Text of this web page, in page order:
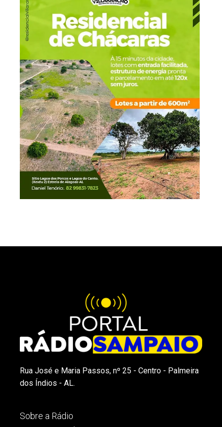
Rua José e Maria Passos, nº 25 - Centro - Palmeira
dos Índios - AL.
Sobre a Rádio